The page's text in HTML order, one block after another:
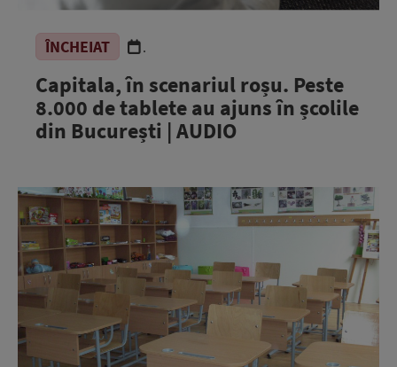
ÎNCHEIAT .
Capitala, în scenariul roșu. Peste
8.000 de tablete au ajuns în școlile
din București | AUDIO